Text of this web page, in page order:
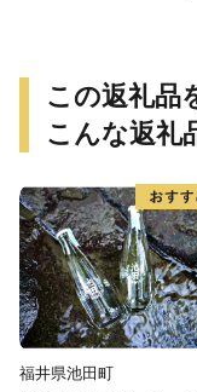
この返礼品
こんな返礼
福井県池田町